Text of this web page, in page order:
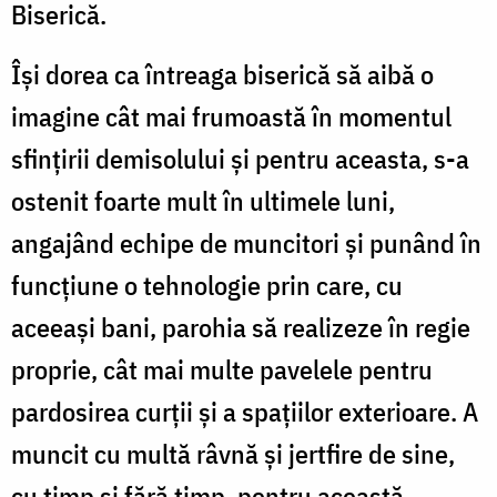
Biserică.
Își dorea ca întreaga biserică să aibă o
imagine cât mai frumoastă în momentul
sfințirii demisolului și pentru aceasta, s-a
ostenit foarte mult în ultimele luni,
angajând echipe de muncitori și punând în
funcțiune o tehnologie prin care, cu
aceeași bani, parohia să realizeze în regie
proprie, cât mai multe pavelele pentru
pardosirea curții și a spațiilor exterioare. A
muncit cu multă râvnă și jertfire de sine,